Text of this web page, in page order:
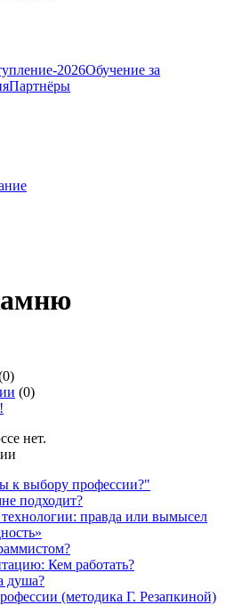
2026Обучение за
Партнёры
(0)
нет.
к выбору профессии?"
подходит?
правда или вымысел
Кем работать?
душа?
(методика Г. Резапкиной)